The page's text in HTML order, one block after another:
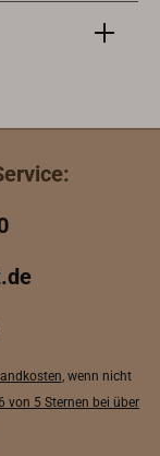
, wenn nicht
von 5 Sternen bei über